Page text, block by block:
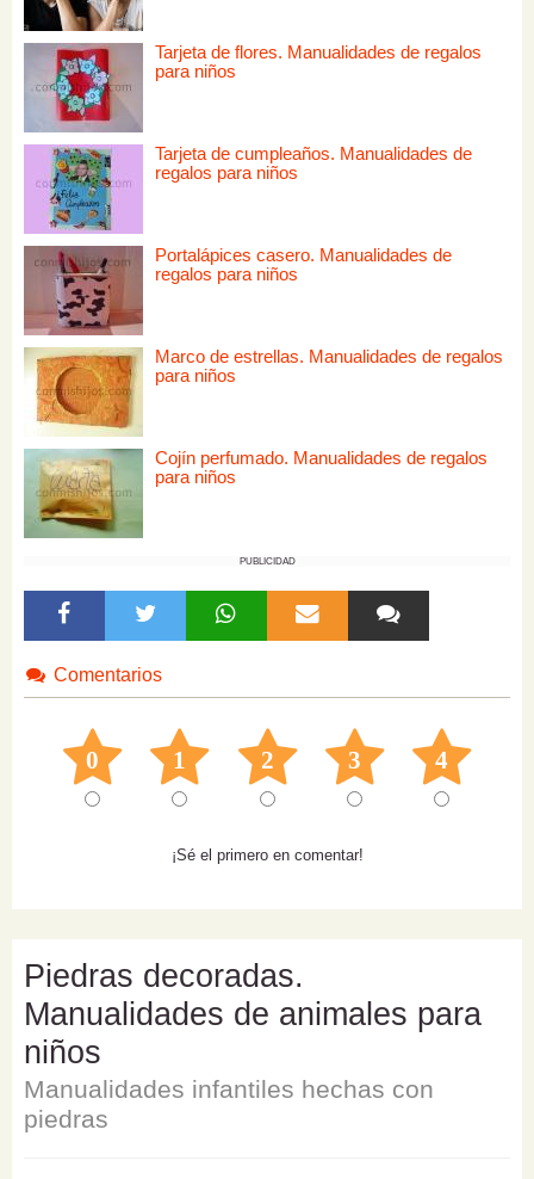
Tarjeta de flores. Manualidades de regalos
para niños
Tarjeta de cumpleaños. Manualidades de
regalos para niños
Portalápices casero. Manualidades de
regalos para niños
Marco de estrellas. Manualidades de regalos
para niños
Cojín perfumado. Manualidades de regalos
para niños
PUBLICIDAD
Comentarios
0 1 2 3 4
¡Sé el primero en comentar!
Piedras decoradas.
Manualidades de animales para
niños
Manualidades infantiles hechas con
piedras